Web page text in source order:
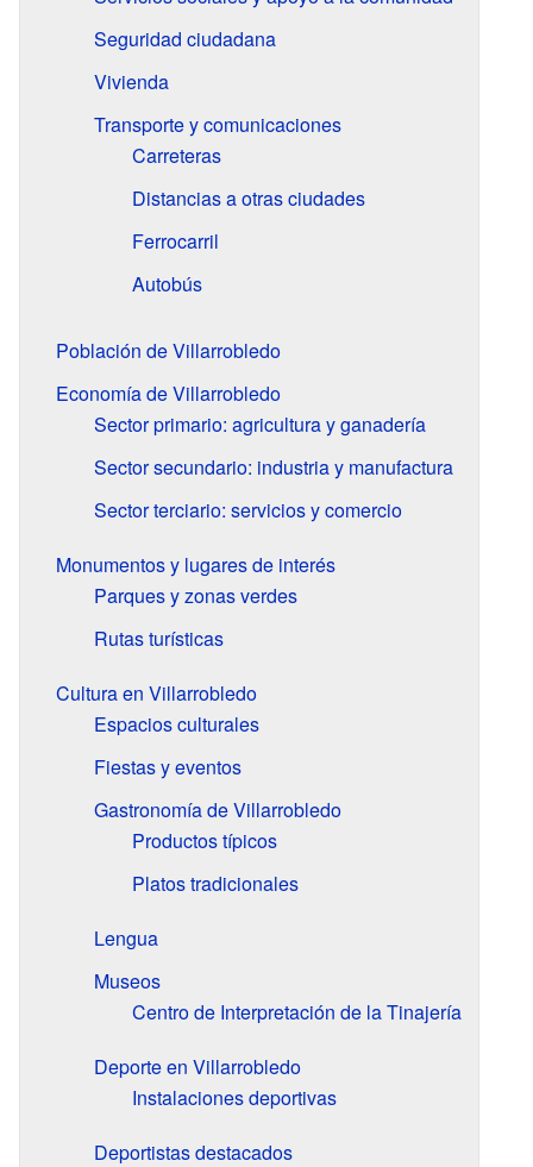
Seguridad ciudadana
Vivienda
Transporte y comunicaciones
Carreteras
Distancias a otras ciudades
Ferrocarril
Autobús
Población de Villarrobledo
Economía de Villarrobledo
Sector primario: agricultura y ganadería
Sector secundario: industria y manufactura
Sector terciario: servicios y comercio
Monumentos y lugares de interés
Parques y zonas verdes
Rutas turísticas
Cultura en Villarrobledo
Espacios culturales
Fiestas y eventos
Gastronomía de Villarrobledo
Productos típicos
Platos tradicionales
Lengua
Museos
Centro de Interpretación de la Tinajería
Deporte en Villarrobledo
Instalaciones deportivas
Deportistas destacados